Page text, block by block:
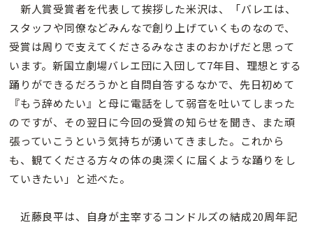
新人賞受賞者を代表して挨拶した米沢は、「バレエは、
スタッフや同僚などみんなで創り上げていくものなので、
受賞は周りで支えてくださるみなさまのおかげだと思って
います。新国立劇場バレエ団に入団して7年目、理想とする
踊りができるだろうかと自問自答するなかで、先日初めて
『もう辞めたい』と母に電話をして弱音を吐いてしまった
のですが、その翌日に今回の受賞の知らせを聞き、また頑
張っていこうという気持ちが湧いてきました。これから
も、観てくださる方々の体の奥深くに届くような踊りをし
ていきたい」と述べた。
近藤良平は、自身が主宰するコンドルズの結成20周年記